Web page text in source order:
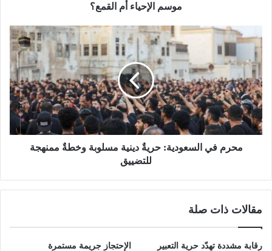
موسم الإحياء أم القمع؟
محرم في السعودية: حريةٌ دينية مسلوبة وخطةٌ ممنهجة
للتضييق
مقالات ذات صلة
رقابة مشددة تهدّد حرية التعبير الإحتجاز جريمة مستمرة